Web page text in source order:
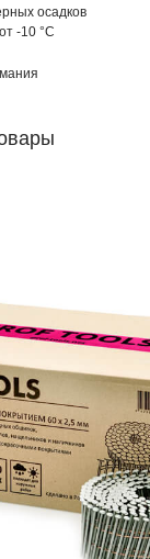
осадков
-10 °C